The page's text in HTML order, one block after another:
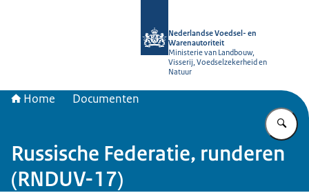
Nederlandse Voedsel- en
Warenautoriteit
Ministerie van Landbouw,
Visserij, Voedselzekerheid en
Natuur
Home Documenten
Russische Federatie, runderen
(RNDUV-17)